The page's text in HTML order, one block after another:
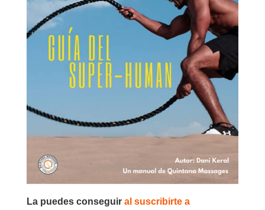
La puedes conseguiral suscribirte a